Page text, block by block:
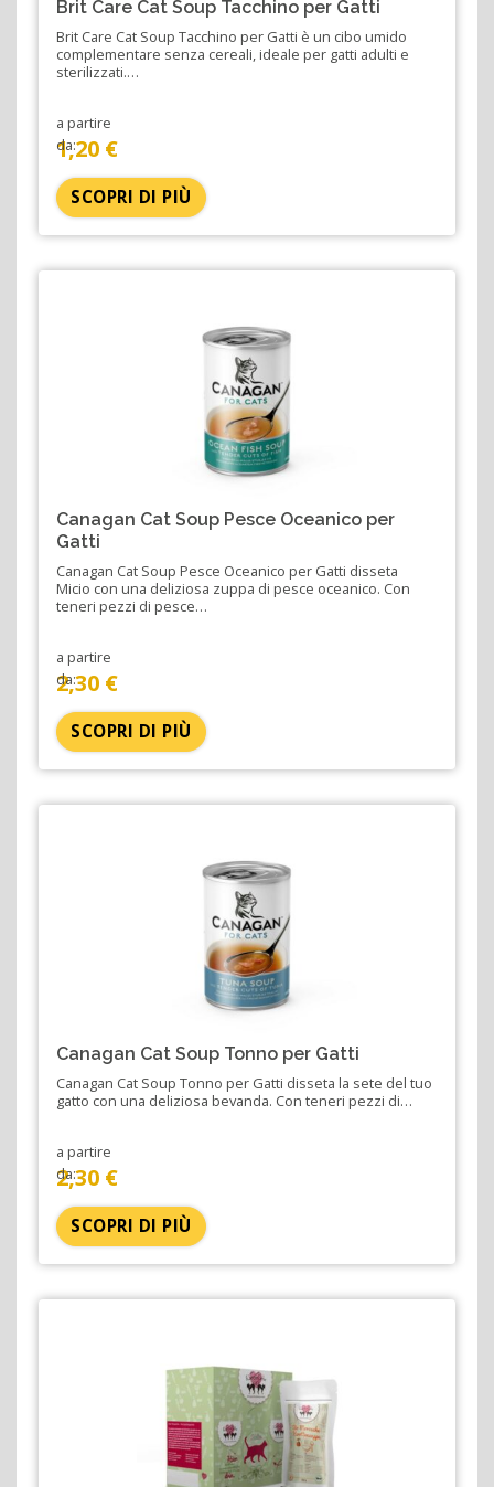
Brit Care Cat Soup Tacchino per Gatti
Brit Care Cat Soup Tacchino per Gatti è un cibo umido
complementare senza cereali, ideale per gatti adulti e
sterilizzati.…
a partire
da:
1,20 €
SCOPRI DI PIÙ
Canagan Cat Soup Pesce Oceanico per
Gatti
Canagan Cat Soup Pesce Oceanico per Gatti disseta
Micio con una deliziosa zuppa di pesce oceanico. Con
teneri pezzi di pesce…
a partire
da:
2,30 €
SCOPRI DI PIÙ
Canagan Cat Soup Tonno per Gatti
Canagan Cat Soup Tonno per Gatti disseta la sete del tuo
gatto con una deliziosa bevanda. Con teneri pezzi di…
a partire
da:
2,30 €
SCOPRI DI PIÙ